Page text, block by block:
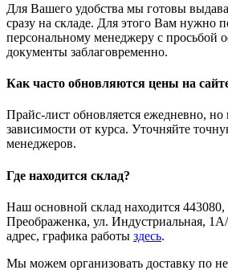
Для Вашего удобства мы готовы
сразу на складе. Для этого Вам нужно
персональному менеджеру с просьбой
документы заблаговременно.
Как часто обновляются цены на
Прайс-лист обновляется ежедневно, но
зависимости от курса. Уточняйте
менеджеров.
Где находится склад?
Наш основной склад находится 443080,
Преображенка, ул. Индустриальная,
адрес, графика работы здесь.
Мы можем организовать доставку по